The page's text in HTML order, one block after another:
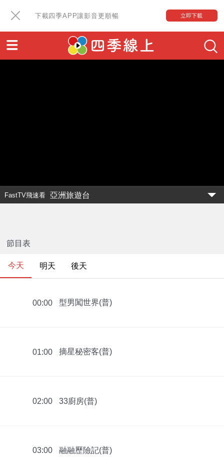
下載四季APP讓影音更順暢 立即下載
FastTV飛速看 亞洲旅遊台
節目表
今天 明天 後天
00:00 型男闖世界(普)
01:00 摘星秘密客(普)
02:00 33廚房(普)
03:00 融融歷險記(普)